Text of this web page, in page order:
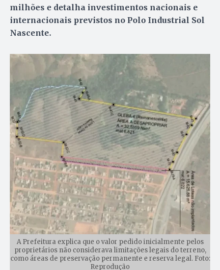
milhões e detalha investimentos nacionais e
internacionais previstos no Polo Industrial Sol
Nascente.
A Prefeitura explica que o valor pedido inicialmente pelos
proprietários não considerava limitações legais do terreno,
como áreas de preservação permanente e reserva legal. Foto:
Reprodução